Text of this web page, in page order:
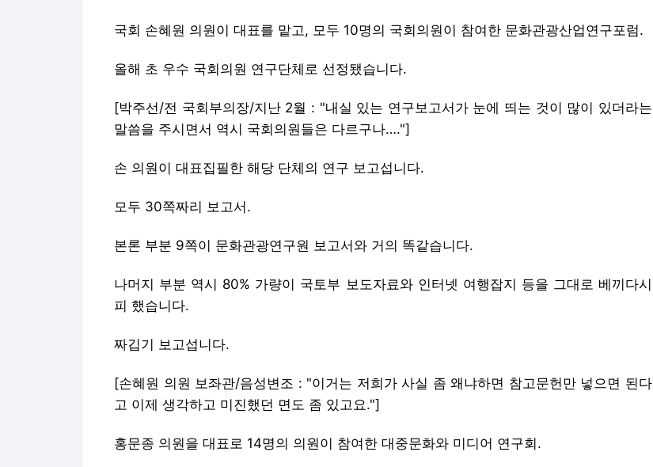
국회 손혜원 의원이 대표를 맡고, 모두 10명의 국회의원이 참여한 문화관광산업연구포럼.
올해 초 우수 국회의원 연구단체로 선정됐습니다.
[박주선/전 국회부의장/지난 2월 : "내실 있는 연구보고서가 눈에 띄는 것이 많이 있더라는
말씀을 주시면서 역시 국회의원들은 다르구나…."]
손 의원이 대표집필한 해당 단체의 연구 보고섭니다.
모두 30쪽짜리 보고서.
본론 부분 9쪽이 문화관광연구원 보고서와 거의 똑같습니다.
나머지 부분 역시 80% 가량이 국토부 보도자료와 인터넷 여행잡지 등을 그대로 베끼다시
피 했습니다.
짜깁기 보고섭니다.
[손혜원 의원 보좌관/음성변조 : "이거는 저희가 사실 좀 왜냐하면 참고문헌만 넣으면 된다
고 이제 생각하고 미진했던 면도 좀 있고요."]
홍문종 의원을 대표로 14명의 의원이 참여한 대중문화와 미디어 연구회.